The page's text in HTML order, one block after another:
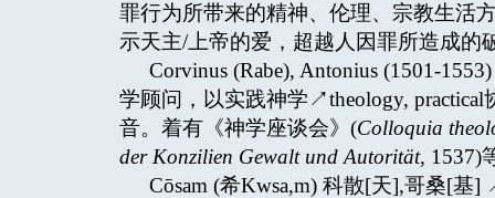
罪行为所带来的精神、伦理、宗教生活
示天主/上帝的爱，超越人因罪所造成的
Corvinus (Rabe), Antonius (1501-
学顾问，以实践神学↗theology,
音。着有《神学座谈会》(Colloquia
der Konzilien Gewalt und Autorität, 1537)
Cōsam (希Kwsa,m) 科散[天],哥桑[基]